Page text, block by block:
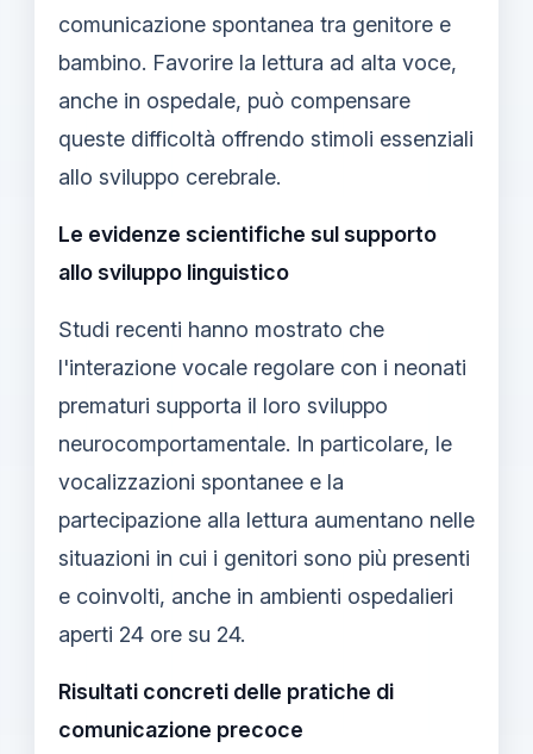
comunicazione spontanea tra genitore e
bambino. Favorire la lettura ad alta voce,
anche in ospedale, può compensare
queste difficoltà offrendo stimoli essenziali
allo sviluppo cerebrale.
Le evidenze scientifiche sul supporto
allo sviluppo linguistico
Studi recenti hanno mostrato che
l'interazione vocale regolare con i neonati
prematuri supporta il loro sviluppo
neurocomportamentale. In particolare, le
vocalizzazioni spontanee e la
partecipazione alla lettura aumentano nelle
situazioni in cui i genitori sono più presenti
e coinvolti, anche in ambienti ospedalieri
aperti 24 ore su 24.
Risultati concreti delle pratiche di
comunicazione precoce